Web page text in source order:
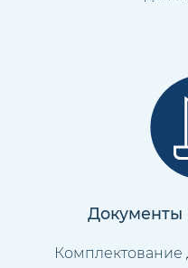
Документы